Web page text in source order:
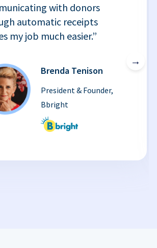
with donors
automatic receipts
my job much easier.”
Brenda Tenison
President & Founder,
Bbright
→